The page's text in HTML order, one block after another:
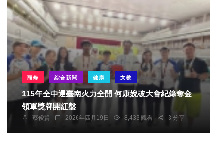
頭條 綜合新聞 健康 文教
115年全中運臺南火力全開 何康婗破大會紀錄奪金
領軍獎牌開紅盤
蔡俊賢 2026年四月19日 8,433 觀看 3 分享